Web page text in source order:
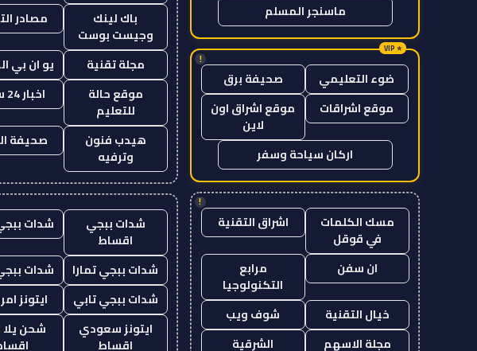
ماسنجر المسلم
!
ضوء التعليمي
صحيفة برق
موقع اشراقات
موقع اشراق اون
لاين
اركان سياحة وسفر
!
مسك الكلمات
في قوقل
اشراق التقنية
ان سفن
مرابع
التكنولوجيا
خيال التقنية
شوف ويب
مجلة الاسهم
الشرقية
باك لينك
وجيست بوست
مصادر
مجلة تقنية
يو ان بي
موقع حالة
للتعليم
اخبار 24 ساعة
هيدب فنون
وترفيه
صحيفة
شدات ببجي
اقساط
شدات
شدات ببجي تمارا
شدات
شدات ببجي تابي
ايتونز
ايتونز سعودي
اقساط
شحن يلا